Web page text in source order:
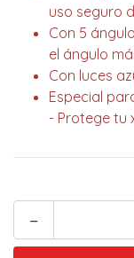
uso seguro
Con 5
el ángulo
Con luces
Especial
- Protege tu
-